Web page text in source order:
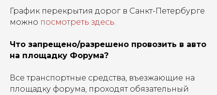
График перекрытия дорог в Санкт-Петербурге
можно посмотреть здесь.
Что запрещено/разрешено провозить в авто
на площадку Форума?
Все транспортные средства, въезжающие на
площадку форума, проходят обязательный